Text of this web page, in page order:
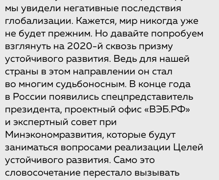
мы увидели негативные последствия
глобализации. Кажется, мир никогда уже
не будет прежним. Но давайте попробуем
взглянуть на 2020-й сквозь призму
устойчивого развития. Ведь для нашей
страны в этом направлении он стал
во многим судьбоносным. В конце года
в России появились спецпредставитель
президента, проектный офис «ВЭБ.РФ»
и экспертный совет при
Минэкономразвития, которые будут
заниматься вопросами реализации Целей
устойчивого развития. Само это
словосочетание перестало вызывать